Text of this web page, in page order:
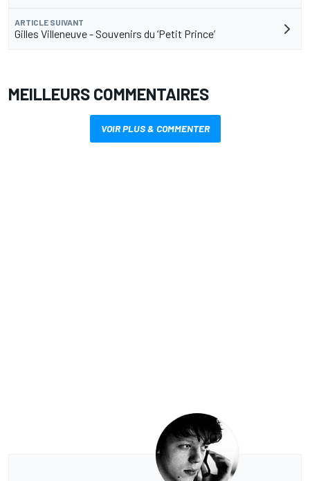
ARTICLE SUIVANT
Gilles Villeneuve - Souvenirs du ‘Petit Prince’
MEILLEURS COMMENTAIRES
VOIR PLUS & COMMENTER